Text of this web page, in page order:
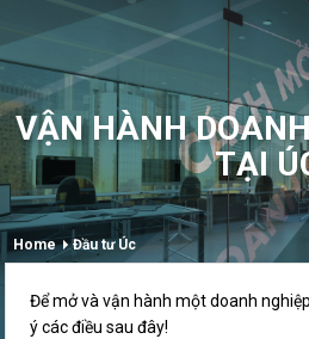
VẬN HÀNH
TẠI
Home Đầu tư Úc
Để mở và vận hành một doanh
ý các điều sau đây!